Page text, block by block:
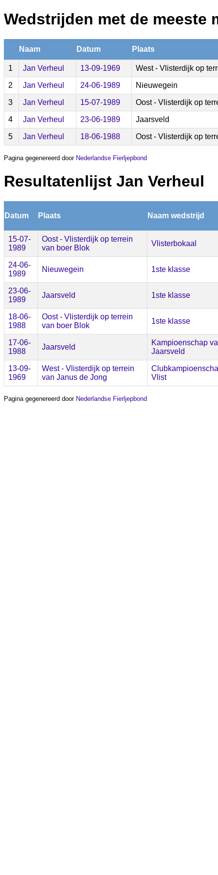
Wedstrijden met de meeste
Naam Datum Plaats
1 Jan Verheul 13-09-1969 West - Vlisterdijk op
2 Jan Verheul 24-06-1989 Nieuwegein
3 Jan Verheul 15-07-1989 Oost - Vlisterdijk op
4 Jan Verheul 23-06-1989 Jaarsveld
5 Jan Verheul 18-06-1988 Oost - Vlisterdijk op
Pagina gegenereerd door Nederlandse Fierljepbond
Resultatenlijst Jan Verheul
Datum Plaats Naam wedstrijd
15-07-
1989
Oost - Vlisterdijk op terrein
van boer Blok
Vlisterbokaal
24-06-
1989
Nieuwegein 1ste klasse
23-06-
1989
Jaarsveld 1ste klasse
18-06-
1988
Oost - Vlisterdijk op terrein
van boer Blok
1ste klasse
17-06-
1988
Jaarsveld
Kampioenschap
Jaarsveld
13-09-
1969
West - Vlisterdijk op terrein
van Janus de Jong
Vlist
Pagina gegenereerd door Nederlandse Fierljepbond